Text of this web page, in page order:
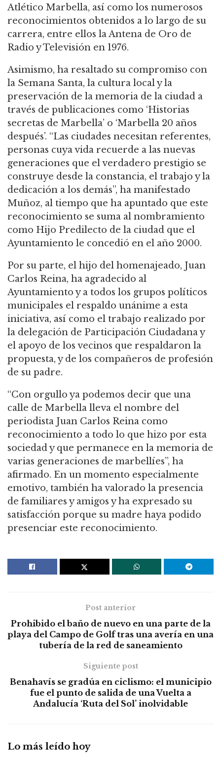
Atlético Marbella, así como los numerosos
reconocimientos obtenidos a lo largo de su
carrera, entre ellos la Antena de Oro de
Radio y Televisión en 1976.
Asimismo, ha resaltado su compromiso con
la Semana Santa, la cultura local y la
preservación de la memoria de la ciudad a
través de publicaciones como ‘Historias
secretas de Marbella’ o ‘Marbella 20 años
después’. “Las ciudades necesitan referentes,
personas cuya vida recuerde a las nuevas
generaciones que el verdadero prestigio se
construye desde la constancia, el trabajo y la
dedicación a los demás”, ha manifestado
Muñoz, al tiempo que ha apuntado que este
reconocimiento se suma al nombramiento
como Hijo Predilecto de la ciudad que el
Ayuntamiento le concedió en el año 2000.
Por su parte, el hijo del homenajeado, Juan
Carlos Reina, ha agradecido al
Ayuntamiento y a todos los grupos políticos
municipales el respaldo unánime a esta
iniciativa, así como el trabajo realizado por
la delegación de Participación Ciudadana y
el apoyo de los vecinos que respaldaron la
propuesta, y de los compañeros de profesión
de su padre.
“Con orgullo ya podemos decir que una
calle de Marbella lleva el nombre del
periodista Juan Carlos Reina como
reconocimiento a todo lo que hizo por esta
sociedad y que permanece en la memoria de
varias generaciones de marbellíes”, ha
afirmado. En un momento especialmente
emotivo, también ha valorado la presencia
de familiares y amigos y ha expresado su
satisfacción porque su madre haya podido
presenciar este reconocimiento.
Post anterior
Prohibido el baño de nuevo en una parte de la
playa del Campo de Golf tras una avería en una
tubería de la red de saneamiento
Siguiente post
Benahavís se gradúa en ciclismo: el municipio
fue el punto de salida de una Vuelta a
Andalucía ‘Ruta del Sol’ inolvidable
Lo más leído hoy